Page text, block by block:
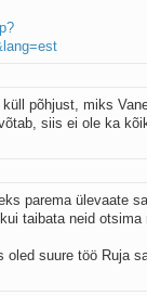
põhjust, miks
siis ei ole ka
parema ülevaate
taibata neid otsima
suure töö Ruja